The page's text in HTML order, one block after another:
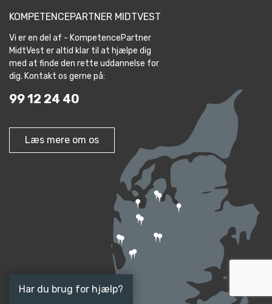
Har du brug for hjælp?
KOMPETENCEPARTNER MIDTVEST
Vi er en del af - KompetencePartner
MidtVest er altid klar til at hjælpe dig
med at finde den rette uddannelse for
dig. Kontakt os gerne på:
99 12 24 40
Læs mere om os